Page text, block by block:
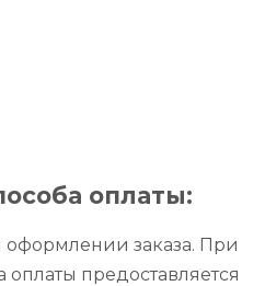
оплаты:
заказа. При
оплаты предоставляется